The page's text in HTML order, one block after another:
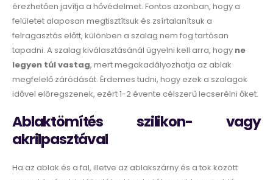
érezhetően javítja a hővédelmet. Fontos azonban, hogy a
felületet alaposan megtisztítsuk és zsírtalanítsuk a
felragasztás előtt, különben a szalag nem fog tartósan
tapadni. A szalag kiválasztásánál ügyelni kell arra, hogy ne
legyen túl vastag, mert megakadályozhatja az ablak
megfelelő záródását. Érdemes tudni, hogy ezek a szalagok
idővel elöregszenek, ezért 1-2 évente célszerű lecserélni őket.
Ablaktömítés szilikon- vagy
akrilpasztával
Ha az ablak és a fal, illetve az ablakszárny és a tok között